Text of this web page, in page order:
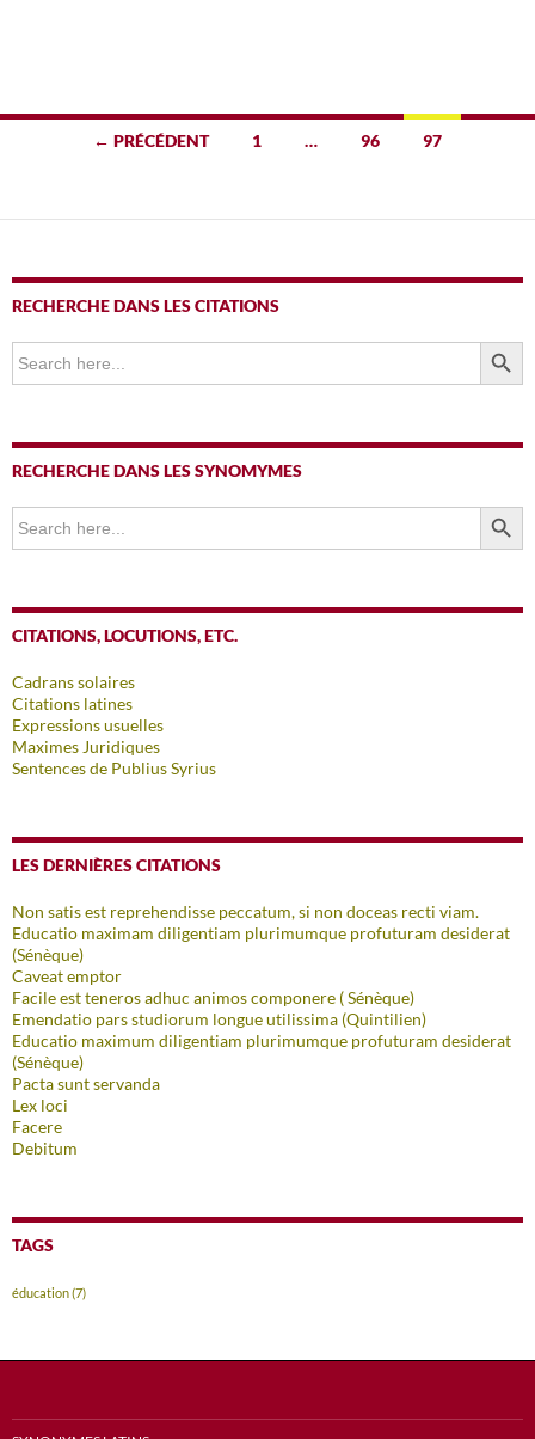
Navigation
articles
← PRÉCÉDENT 1 … 96 97
RECHERCHE DANS LES CITATIONS
Search
for:
SEARCH
RECHERCHE DANS LES SYNOMYMES
Search
for:
SEARCH
CITATIONS, LOCUTIONS, ETC.
Cadrans solaires
Citations latines
Expressions usuelles
Maximes Juridiques
Sentences de Publius Syrius
LES DERNIÈRES CITATIONS
Non satis est reprehendisse peccatum, si non doceas recti viam.
Educatio maximam diligentiam plurimumque profuturam desiderat
(Sénèque)
Caveat emptor
Facile est teneros adhuc animos componere ( Sénèque)
Emendatio pars studiorum longue utilissima (Quintilien)
Educatio maximum diligentiam plurimumque profuturam desiderat
(Sénèque)
Pacta sunt servanda
Lex loci
Facere
Debitum
TAGS
éducation(7)